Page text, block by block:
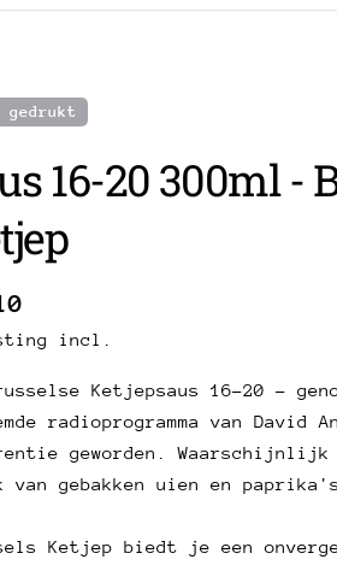
gedrukt
16-20 300ml -
incl.
Ketjepsaus 16-20 -
radioprogramma van David
geworden. Waarschijnlijk
van gebakken uien en
Ketjep biedt je een
een vraag
Uw
naam
e-